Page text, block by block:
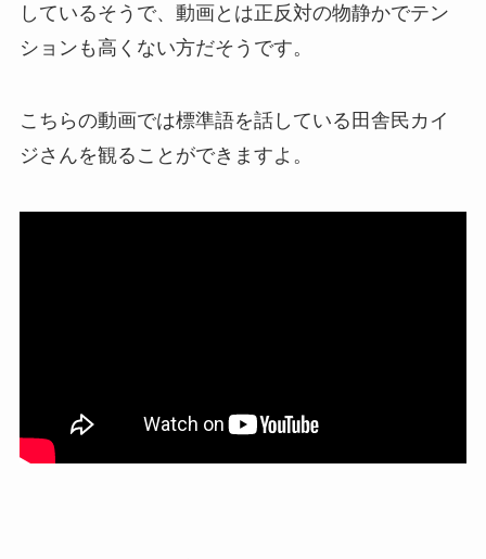
しているそうで、動画とは正反対の物静かでテン
ションも高くない方だそうです。
こちらの動画では標準語を話している田舎民カイ
ジさんを観ることができますよ。